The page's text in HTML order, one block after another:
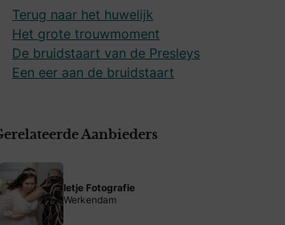
Terug naar het huwelijk
Het grote trouwmoment
De bruidstaart van de Presleys
Een eer aan de bruidstaart
Aanbieders
Ietje Fotografie
Werkendam